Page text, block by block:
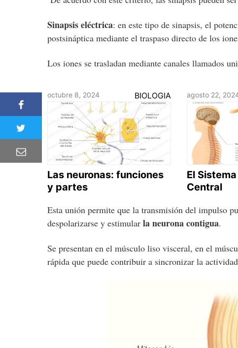
Sinapsis eléctrica: en este tipo de sinapsis, el
postsináptica mediante el traspaso directo de los
Los iones se trasladan mediante canales llamados
octubre 8, 2024 BIOLOGIA
Las neuronas: funciones
y partes
agosto 22,
El
Central
Esta unión permite que la transmisión del impulso
despolarizarse y estimular la neurona contigua.
Se presentan en el músculo liso visceral, en el
rápida que puede contribuir a sincronizar la